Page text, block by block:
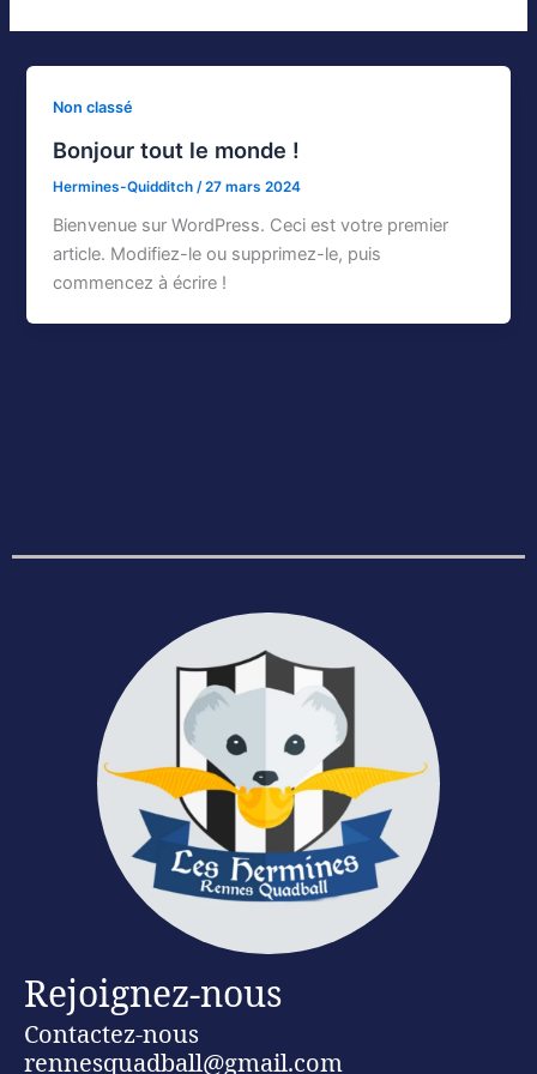
Non classé
Bonjour tout le monde !
Hermines-Quidditch /27 mars 2024
Bienvenue sur WordPress. Ceci est votre premier
article. Modifiez-le ou supprimez-le, puis
commencez à écrire !
Rejoignez-nous
Contactez-nous